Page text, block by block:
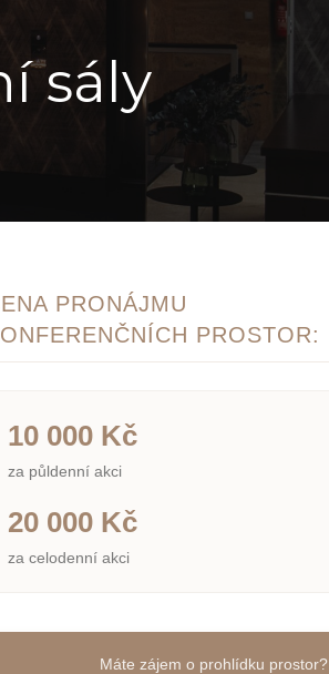
sály
PRONÁJMU
PROSTOR:
10 000 Kč
za půldenní akci
20 000 Kč
za celodenní akci
Máte zájem o prohlídku prostor?